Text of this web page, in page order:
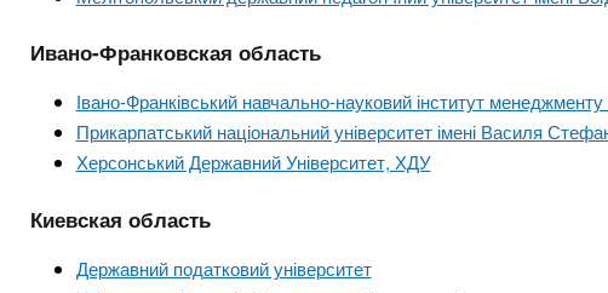
Ивано-Франковская область
Івано-Франківський навчально-науковий інститут
Прикарпатський національний університет імені Василя
Херсонський Державний Університет, ХДУ
Киевская область
Державний податковий університет